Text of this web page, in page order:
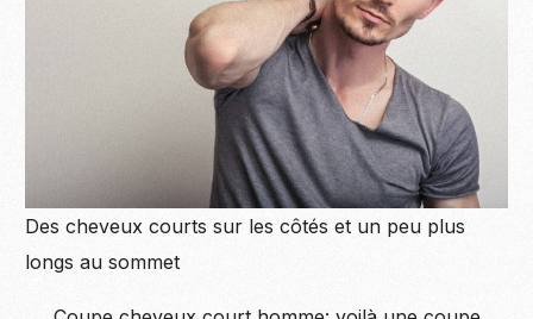
Des cheveux courts sur les côtés et un peu plus
longs au sommet